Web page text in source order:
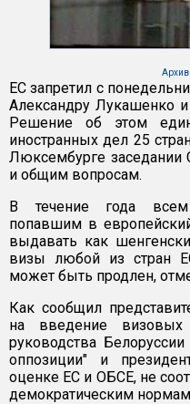
Архив
ЕС запретил с
Александру Лукашенко
Решение об этом
иностранных дел 25
Люксембурге
и общим вопросам.
В течение года всем
попавшим в
выдавать как
визы любой из стран
может быть продлен,
Как сообщил
на введение визовых
руководства
оппозиции" и
оценке ЕС и ОБСЕ, не
демократическим